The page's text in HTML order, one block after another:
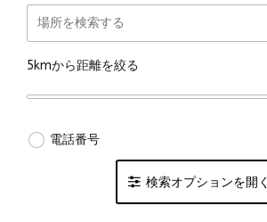
5kmから距離を絞る
電話番号
検索オプションを開く